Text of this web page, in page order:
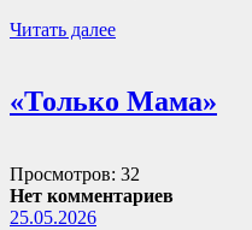
Читать далее
«Только Мама»
Просмотров: 32
Нет комментариев
25.05.2026